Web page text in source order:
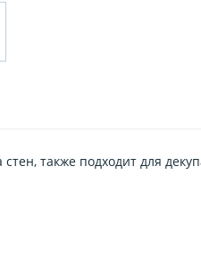
также подходит для